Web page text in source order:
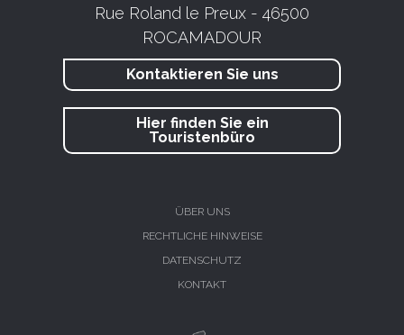
Rue Roland le Preux - 46500
ROCAMADOUR
Kontaktieren Sie uns
Hier finden Sie ein
Touristenbüro
ÜBER UNS
RECHTLICHE HINWEISE
DATENSCHUTZ
KONTAKT